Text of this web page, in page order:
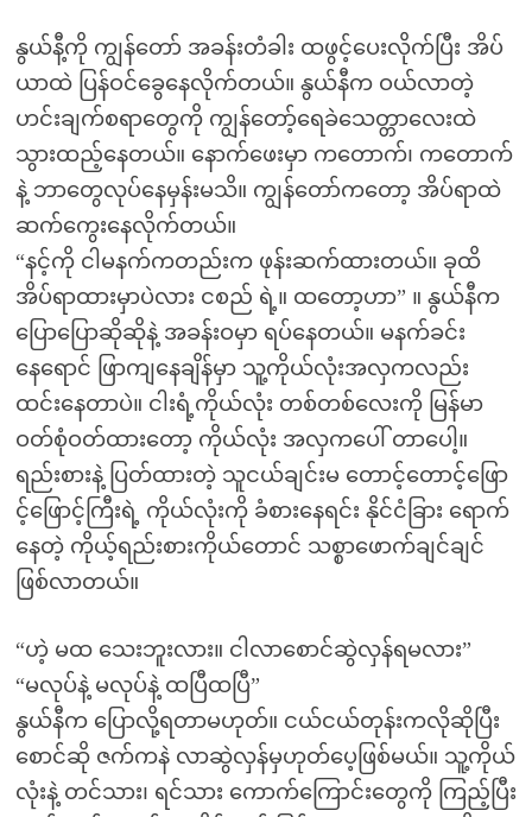
နွယ်နီ့ကို ကျွန်တော် အခန်းတံခါး ထဖွင့်ပေးလိုက်ပြီး အိပ်
ယာထဲ ပြန်ဝင်ခွေနေလိုက်တယ်။ နွယ်နီက ဝယ်လာတဲ့
ဟင်းချက်စရာတွေကို ကျွန်တော့်ရေခဲသေတ္တာလေးထဲ
သွားထည့်နေတယ်။ နောက်ဖေးမှာ ကတောက်၊ ကတောက်
နဲ့ ဘာတွေလုပ်နေမှန်းမသိ။ ကျွန်တော်ကတော့ အိပ်ရာထဲ
ဆက်ကွေးနေလိုက်တယ်။
“နင့်ကို ငါမနက်ကတည်းက ဖုန်းဆက်ထားတယ်။ ခုထိ
အိပ်ရာထားမှာပဲလား ငစည် ရဲ့။ ထတော့ဟာ” ။ နွယ်နီက
ပြောပြောဆိုဆိုနဲ့ အခန်းဝမှာ ရပ်နေတယ်။ မနက်ခင်း
နေရောင် ဖြာကျနေချိန်မှာ သူ့ကိုယ်လုံးအလှကလည်း
ထင်းနေတာပဲ။ ငါးရံ့ကိုယ်လုံး တစ်တစ်လေးကို မြန်မာ
ဝတ်စုံဝတ်ထားတော့ ကိုယ်လုံး အလှကပေါ် တာပေါ့။
ရည်းစားနဲ့ ပြတ်ထားတဲ့ သူငယ်ချင်းမ တောင့်တောင့်ဖြော
င့်ဖြောင့်ကြီးရဲ့ ကိုယ်လုံးကို ခံစားနေရင်း နိုင်ငံခြား ရောက်
နေတဲ့ ကိုယ့်ရည်းစားကိုယ်တောင် သစ္စာဖောက်ချင်ချင်
ဖြစ်လာတယ်။
“ဟဲ့ မထ သေးဘူးလား။ ငါလာစောင်ဆွဲလှန်ရမလား”
“မလုပ်နဲ့ မလုပ်နဲ့ ထပြီထပြီ”
နွယ်နီက ပြောလို့ရတာမဟုတ်။ ငယ်ငယ်တုန်းကလိုဆိုပြီး
စောင်ဆို ဇက်ကနဲ လာဆွဲလှန်မှဟုတ်ပေ့ဖြစ်မယ်။ သူ့ကိုယ်
လုံးနဲ့ တင်သား၊ ရင်သား ကောက်ကြောင်းတွေကို ကြည့်ပြီး